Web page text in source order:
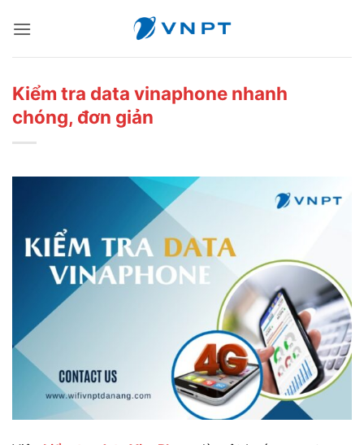
qua
Kiểm tra data vinaphone nhanh
chóng, đơn giản